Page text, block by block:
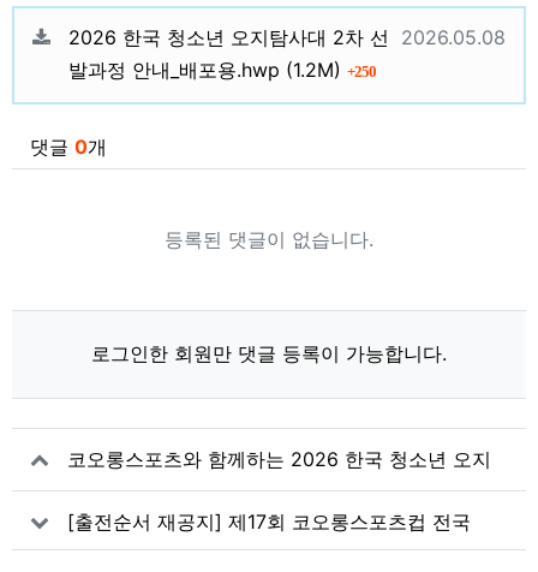
관련자료
2026 한국 청소년 오지탐사대 2차 선
발과정 안내_배포용.hwp 파일크기
(1.2M) 250회 다운로드
등록일
2026.05.08
댓글 0개
등록된 댓글이 없습니다.
로그인한 회원만 댓글 등록이 가능합니다.
코오롱스포츠와 함께하는 2026 한국 청소년 오지
탐사대 2차 선발 과정 안내
[출전순서 재공지] 제17회 코오롱스포츠컵 전국
청소년 스포츠클라이밍대회